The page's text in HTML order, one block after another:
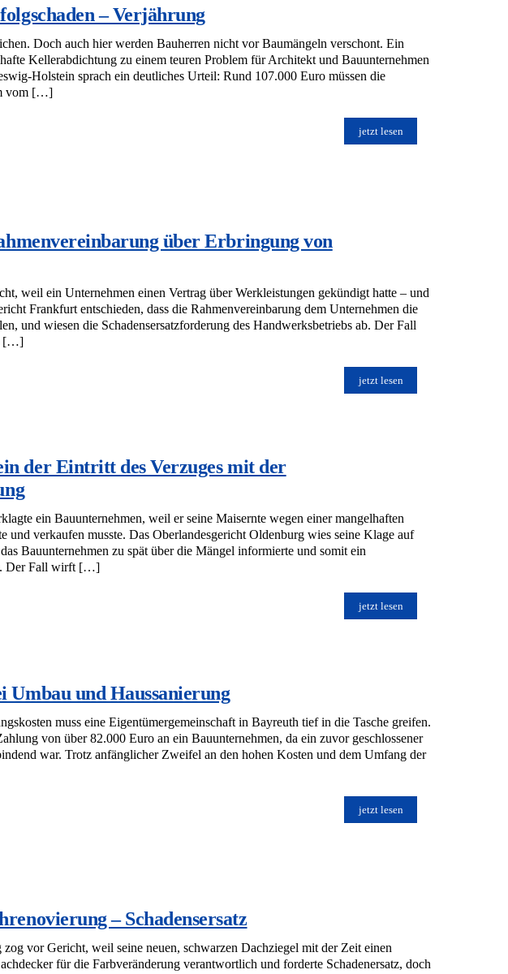
– Verjährung
Doch auch hier werden Bauherren nicht vor Baumängeln verschont. Ein
Kellerabdichtung zu einem teuren Problem für Architekt und Bauunternehmen
Holstein sprach ein deutliches Urteil: Rund 107.000 Euro müssen die
vom […]
jetzt lesen
über Erbringung von
weil ein Unternehmen einen Vertrag über Werkleistungen gekündigt hatte – und
Frankfurt entschieden, dass die Rahmenvereinbarung dem Unternehmen die
und wiesen die Schadensersatzforderung des Handwerksbetriebs ab. Der Fall
[…]
jetzt lesen
der Eintritt des Verzuges mit der
ein Bauunternehmen, weil er seine Maisernte wegen einer mangelhaften
und verkaufen musste. Das Oberlandesgericht Oldenburg wies seine Klage auf
Bauunternehmen zu spät über die Mängel informierte und somit ein
Der Fall wirft […]
jetzt lesen
Umbau und Haussanierung
muss eine Eigentümergemeinschaft in Bayreuth tief in die Tasche greifen.
von über 82.000 Euro an ein Bauunternehmen, da ein zuvor geschlossener
war. Trotz anfänglicher Zweifel an den hohen Kosten und dem Umfang der
jetzt lesen
– Schadensersatz
vor Gericht, weil seine neuen, schwarzen Dachziegel mit der Zeit einen
für die Farbveränderung verantwortlich und forderte Schadenersatz, doch